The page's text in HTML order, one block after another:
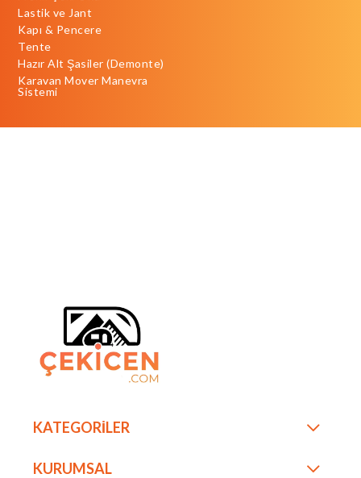
Lastik ve Jant
Kapı & Pencere
Tente
Hazır Alt Şasiler (Demonte)
Karavan Mover Manevra
Sistemi
KATEGORİLER
KURUMSAL